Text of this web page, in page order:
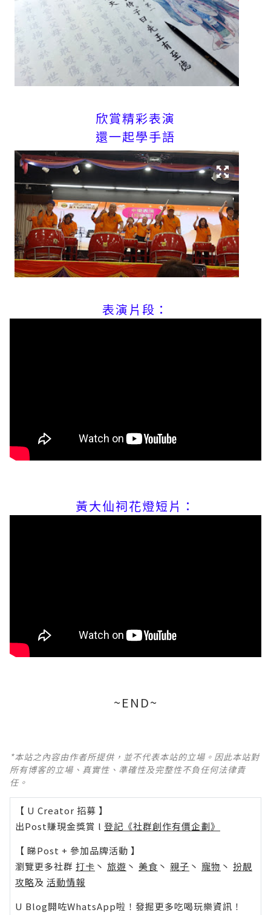
欣賞精彩表演
還一起學手語
表演片段：
黃大仙祠花燈短片：
~END~
*本站之內容由作者所提供，並不代表本站的立場。因此本站對
所有博客的立場、真實性、準確性及完整性不負任何法律責
任。
【 U Creator 招募 】
出Post賺現金獎賞 l 登記《社群創作有價企劃》
【 睇Post + 參加品牌活動 】
瀏覽更多社群 打卡 丶 旅遊 丶 美食 丶 親子 丶 寵物 丶 扮靚
攻略及 活動情報
U Blog開咗WhatsApp啦！發掘更多吃喝玩樂資訊！